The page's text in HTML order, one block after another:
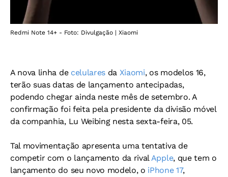
Redmi Note 14+ - Foto: Divulgação | Xiaomi
A nova linha de celulares da Xiaomi, os modelos 16,
terão suas datas de lançamento antecipadas,
podendo chegar ainda neste mês de setembro. A
confirmação foi feita pela presidente da divisão móvel
da companhia, Lu Weibing nesta sexta-feira, 05.
Tal movimentação apresenta uma tentativa de
competir com o lançamento da rivalApple, que tem o
lançamento do seu novo modelo, o iPhone 17,